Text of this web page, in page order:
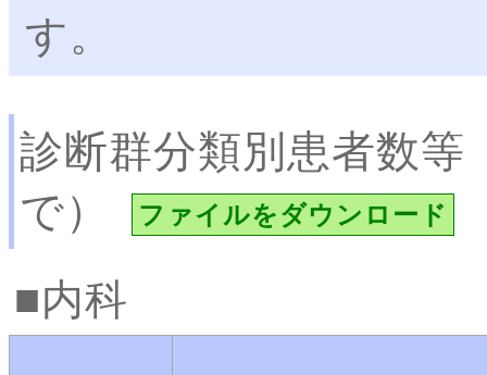
す。
診断群分類別患者数等
で）
ファイルをダウンロード
内科